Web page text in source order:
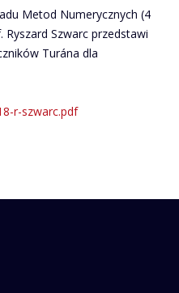
Metod Numerycznych (4
Ryszard Szwarc przedstawi
Turána dla
r-szwarc.pdf